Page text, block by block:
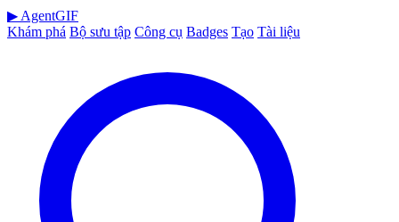
▶ AgentGIF
Khám phá Bộ sưu tập Công cụ Badges Tạo Tài liệu